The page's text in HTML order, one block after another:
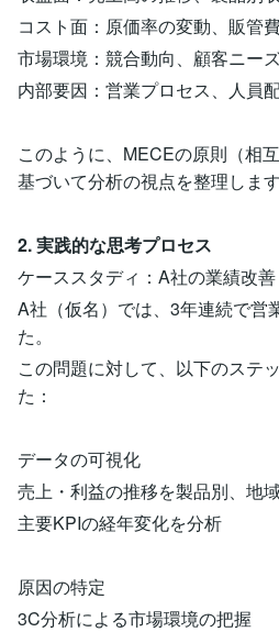
コスト面：原価率の変動、販管
市場環境：競合動向、顧客ニー
内部要因：営業プロセス、人員
このように、MECEの原則（相
基づいて分析の視点を整理します
2. 実践的な思考プロセス
ケーススタディ：A社の業績改善
A社（仮名）では、3年連続で営
た。
この問題に対して、以下のステ
た：
データの可視化
売上・利益の推移を製品別、地
主要KPIの経年変化を分析
原因の特定
3C分析による市場環境の把握